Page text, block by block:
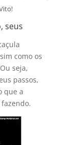
seus
como os
seja,
passos,
que a